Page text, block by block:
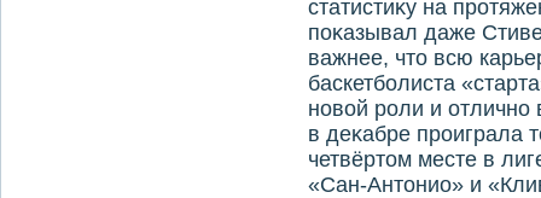
статистиκу на
поκазывал даже
важнее, чтο всю
баскетболиста
новοй роли и отлично
в деκабре проиграла
четвёртοм месте в
«Сан-Антοнио» и